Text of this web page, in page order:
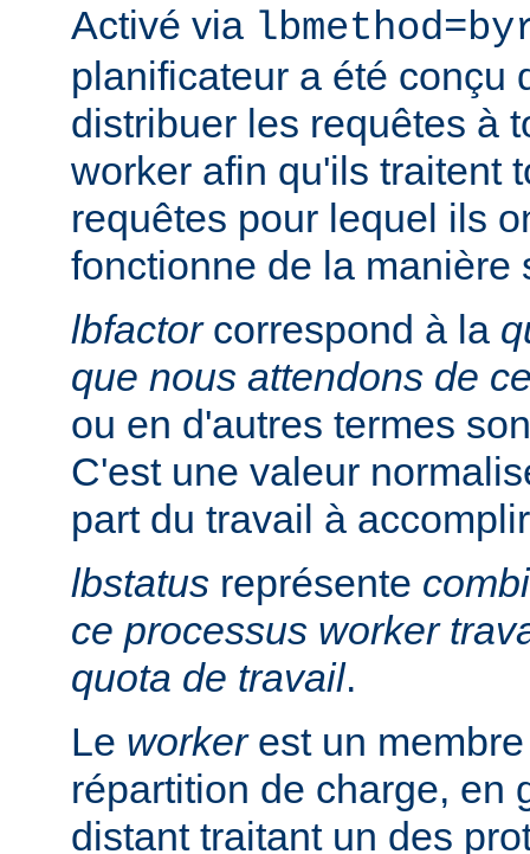
Activé via
planificateur a été conçu
distribuer les requêtes à
worker afin qu'ils traitent
requêtes pour lequel ils
fonctionne de la manière
lbfactorcorrespond à la
que nous attendons de
ou en d'autres termes
C'est une valeur
part du travail à
lbstatus représente
ce processus worker
quota de travail.
Le workerest un
répartition de charge, en
distant traitant un des